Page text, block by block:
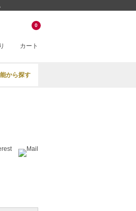
カート
0
から探す